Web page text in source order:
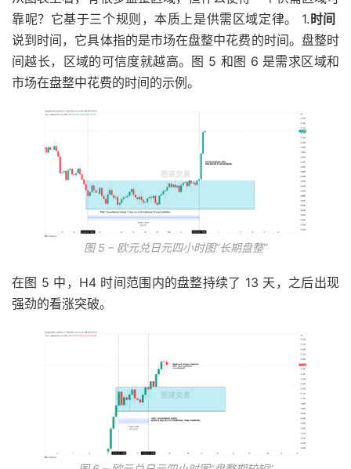
靠呢？它基于三个规则，本质上是供需区域定律。 1.时间
说到时间，它具体指的是市场在盘整中花费的时间。盘整时
间越长，区域的可信度就越高。图 5 和图 6 是需求区域和
市场在盘整中花费的时间的示例。
图 5 – 欧元兑日元四小时图“长期盘整”
在图 5 中，H4 时间范围内的盘整持续了 13 天，之后出现
强劲的看涨突破。